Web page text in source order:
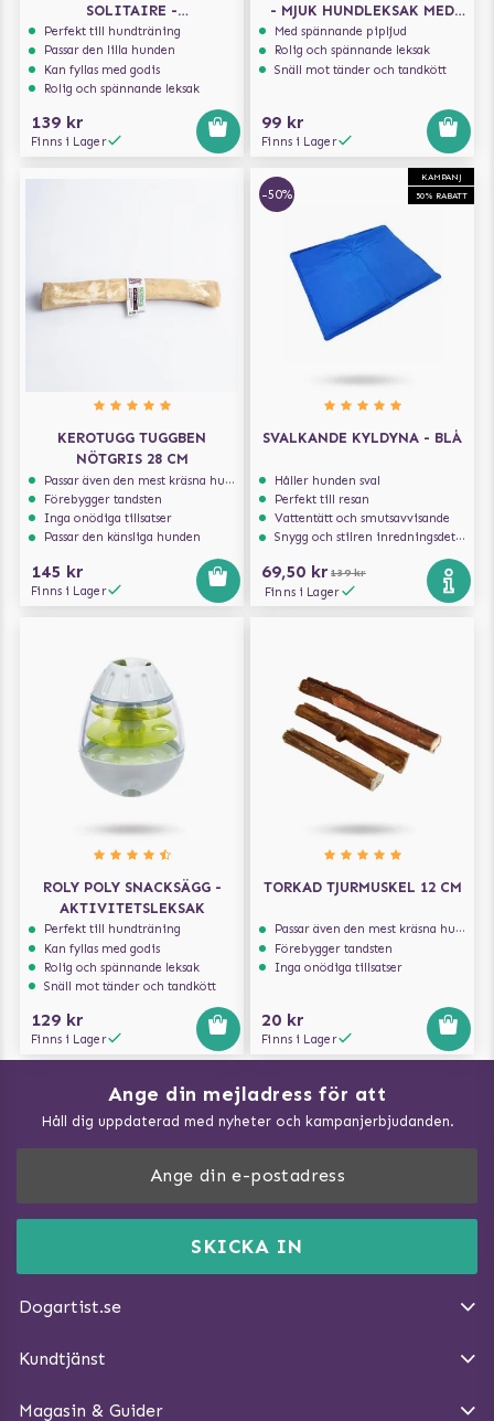
SOLITAIRE -
AKTIVERINGSLEKSAK
Perfekt till hundträning
Passar den lilla hunden
Kan fyllas med godis
Rolig och spännande leksak
139 kr
Finns i Lager
- MJUK HUNDLEKSAK MED
PIP
Med spännande pipljud
Rolig och spännande leksak
Snäll mot tänder och tandkött
99 kr
Finns i Lager
KEROTUGG TUGGBEN
NÖTGRIS 28 CM
Passar även den mest kräsna hunden
Förebygger tandsten
Inga onödiga tillsatser
Passar den känsliga hunden
145 kr
Finns i Lager
KAMPANJ
50% RABATT
-50%
SVALKANDE KYLDYNA - BLÅ
Håller hunden sval
Perfekt till resan
Vattentätt och smutsavvisande
Snygg och stilren inredningsdetalj
69,50 kr 139 kr
Finns i Lager
ROLY POLY SNACKSÄGG -
AKTIVITETSLEKSAK
Perfekt till hundträning
Kan fyllas med godis
Rolig och spännande leksak
Snäll mot tänder och tandkött
129 kr
Finns i Lager
TORKAD TJURMUSKEL 12 CM
Passar även den mest kräsna hunden
Förebygger tandsten
Inga onödiga tillsatser
20 kr
Finns i Lager
Ange din mejladress för att
Håll dig uppdaterad med nyheter och kampanjerbjudanden.
SKICKA IN
Dogartist.se
DogArtist.se drivs av:
E-post:info@dogartist.se
Kundtjänst
Ångra Köp
Magasin & Guider
Vad kan hundar äta?
Träna Nose Work hemma
Så gör du promenaden roligare